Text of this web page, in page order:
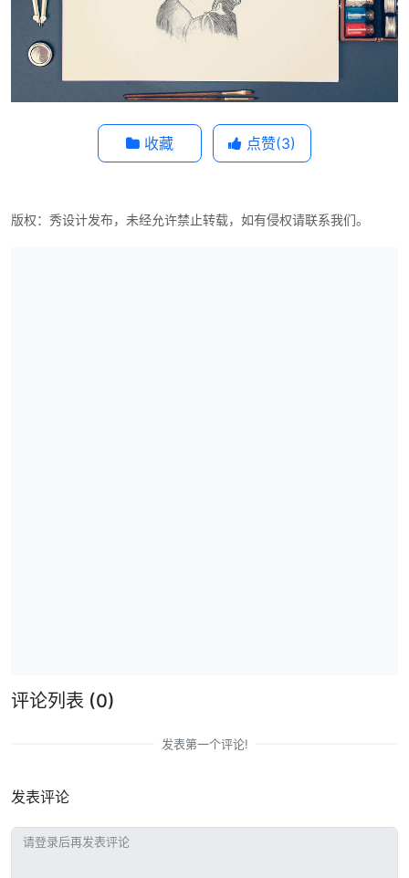
收藏 点赞(3)
版权：秀设计发布，未经允许禁止转载，如有侵权请联系我们。
评论列表 (0)
发表第一个评论!
发表评论